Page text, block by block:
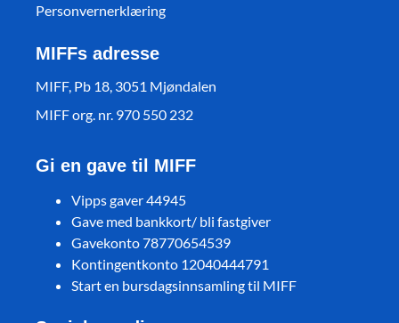
Personvernerklæring
MIFFs adresse
MIFF, Pb 18, 3051 Mjøndalen
MIFF org. nr. 970 550 232
Gi en gave til MIFF
Vipps gaver 44945
Gave med bankkort/ bli fastgiver
Gavekonto 78770654539
Kontingentkonto 12040444791
Start en bursdagsinnsamling til MIFF